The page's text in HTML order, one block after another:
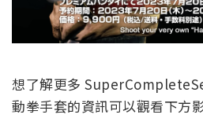
想了解更多
動拳手套的資訊可以觀看下方